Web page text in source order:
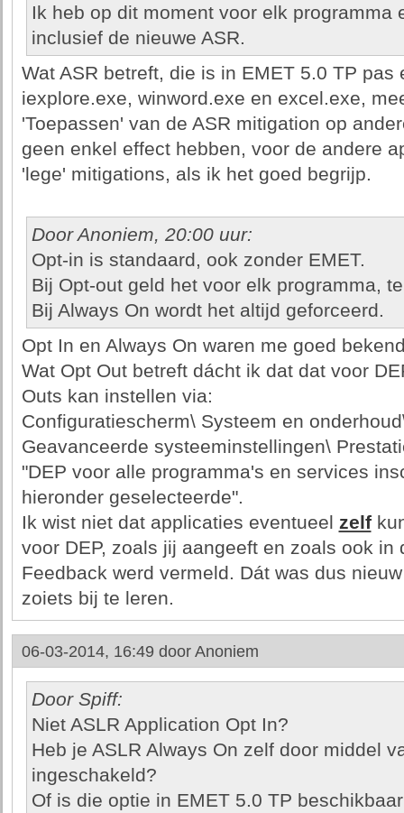
Ik heb op dit moment voor elk programma
inclusief de nieuwe ASR.
Wat ASR betreft, die is in EMET 5.0 TP
iexplore.exe, winword.exe en excel.exe,
'Toepassen' van de ASR mitigation op
geen enkel effect hebben, voor de andere
'lege' mitigations, als ik het goed begrijp.
Door Anoniem, 20:00 uur:
Opt-in is standaard, ook zonder EMET.
Bij Opt-out geld het voor elk programma,
Bij Always On wordt het altijd geforceerd.
Opt In en Always On waren me goed
Wat Opt Out betreft dácht ik dat dat voor
Outs kan instellen via:
Configuratiescherm\ Systeem en
Geavanceerde systeeminstellingen\
"DEP voor alle programma's en services
hieronder geselecteerde".
Ik wist niet dat applicaties eventueel zelf
voor DEP, zoals jij aangeeft en zoals ook in
Feedback werd vermeld. Dát was dus
zoiets bij te leren.
06-03-2014, 16:49 door Anoniem
Door Spiff:
Niet ASLR Application Opt In?
Heb je ASLR Always On zelf door middel
ingeschakeld?
Of is die optie in EMET 5.0 TP